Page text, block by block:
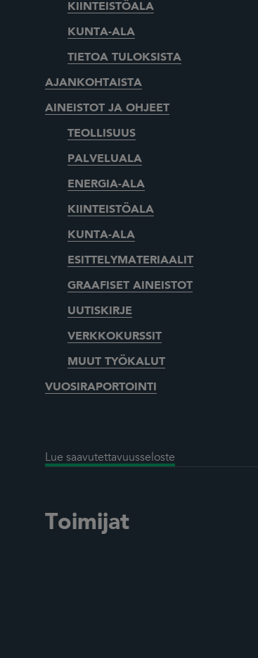
KIINTEISTÖALA
KUNTA-ALA
TIETOA TULOKSISTA
AJANKOHTAISTA
AINEISTOT JA OHJEET
TEOLLISUUS
PALVELUALA
ENERGIA-ALA
KIINTEISTÖALA
KUNTA-ALA
ESITTELYMATERIAALIT
GRAAFISET AINEISTOT
UUTISKIRJE
VERKKOKURSSIT
MUUT TYÖKALUT
VUOSIRAPORTOINTI
Lue saavutettavuusseloste
Toimijat